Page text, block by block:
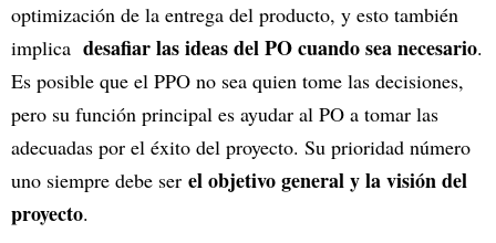
optimización de la entrega del producto, y esto también
implica desafiar las ideas del PO cuando sea necesario.
Es posible que el PPO no sea quien tome las decisiones,
pero su función principal es ayudar al PO a tomar las
adecuadas por el éxito del proyecto. Su prioridad número
uno siempre debe ser el objetivo general y la visión del
proyecto.